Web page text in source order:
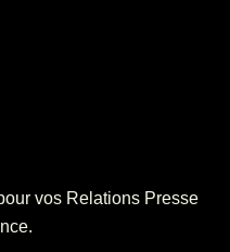
vos Relations Presse